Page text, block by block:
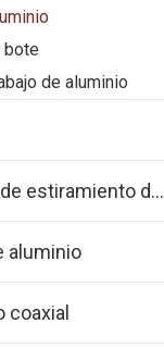
bote
de aluminio
Formación de estiramiento de aluminio
aluminio
coaxial